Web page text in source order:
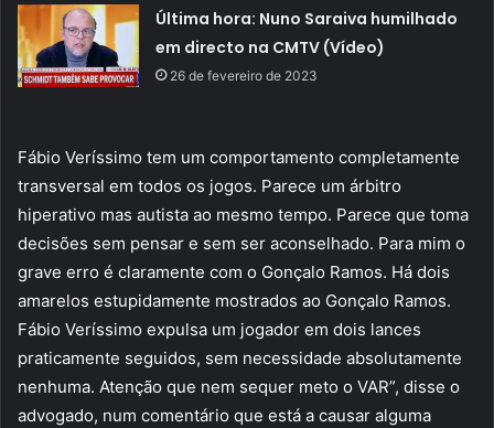
Última hora: Nuno Saraiva humilhado
em directo na CMTV (Vídeo)
26 de fevereiro de 2023
Fábio Veríssimo tem um comportamento completamente
transversal em todos os jogos. Parece um árbitro
hiperativo mas autista ao mesmo tempo. Parece que toma
decisões sem pensar e sem ser aconselhado. Para mim o
grave erro é claramente com o Gonçalo Ramos. Há dois
amarelos estupidamente mostrados ao Gonçalo Ramos.
Fábio Veríssimo expulsa um jogador em dois lances
praticamente seguidos, sem necessidade absolutamente
nenhuma. Atenção que nem sequer meto o VAR”, disse o
advogado, num comentário que está a causar alguma